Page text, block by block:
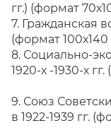
гг.)
7. Гражданская
(формат 100х140
8. Социально-
1920-х -
9. Союз
в 1922-1939